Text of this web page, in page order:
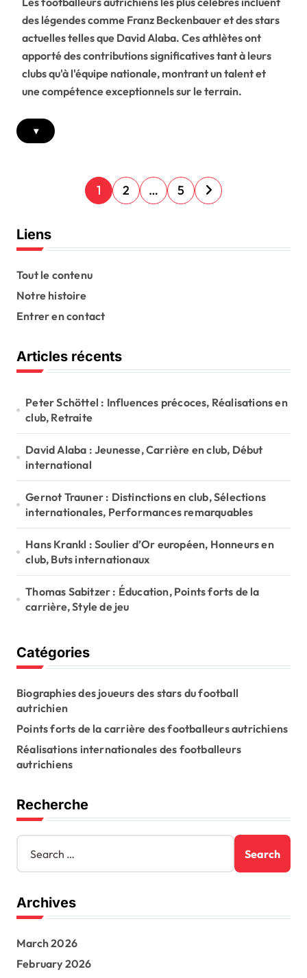
des légendes comme Franz Beckenbauer et des stars
actuelles telles que David Alaba. Ces athlètes ont
apporté des contributions significatives tant à leurs
clubs qu'à l'équipe nationale, montrant un talent et
une compétence exceptionnels sur le terrain.
▾
P
o
t
s
p
a
i
a
t
i
o
n
1 2 … 5
Liens
Tout le contenu
Notre histoire
Entrer en contact
Articles récents
Peter Schöttel : Influences précoces, Réalisations en
club, Retraite
David Alaba : Jeunesse, Carrière en club, Début
international
Gernot Trauner : Distinctions en club, Sélections
internationales, Performances remarquables
Hans Krankl : Soulier d’Or européen, Honneurs en
club, Buts internationaux
Thomas Sabitzer : Éducation, Points forts de la
carrière, Style de jeu
Catégories
Biographies des joueurs des stars du football
autrichien
Points forts de la carrière des footballeurs autrichiens
Réalisations internationales des footballeurs
autrichiens
Recherche
S
a
c
h
o
r
Archives
March 2026
February 2026